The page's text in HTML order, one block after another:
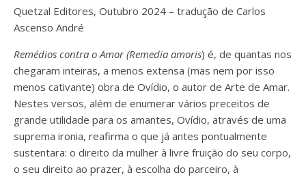
Quetzal Editores, Outubro 2024 – tradução de Carlos
Ascenso André
Remédios contra o Amor (Remedia amoris) é, de quantas nos
chegaram inteiras, a menos extensa (mas nem por isso
menos cativante) obra de Ovídio, o autor de Arte de Amar.
Nestes versos, além de enumerar vários preceitos de
grande utilidade para os amantes, Ovídio, através de uma
suprema ironia, reafirma o que já antes pontualmente
sustentara: o direito da mulher à livre fruição do seu corpo,
o seu direito ao prazer, à escolha do parceiro, à